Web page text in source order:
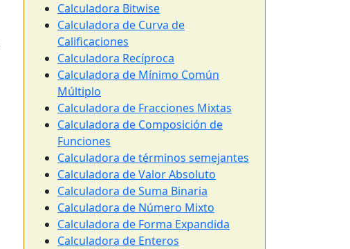
Calculadora Bitwise
Calculadora de Curva de
Calificaciones
Calculadora Recíproca
Calculadora de Mínimo Común
Múltiplo
Calculadora de Fracciones Mixtas
Calculadora de Composición de
Funciones
Calculadora de términos semejantes
Calculadora de Valor Absoluto
Calculadora de Suma Binaria
Calculadora de Número Mixto
Calculadora de Forma Expandida
Calculadora de Enteros